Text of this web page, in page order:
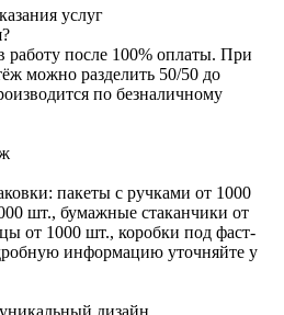
услуг
после 100% оплаты. При
можно разделить 50/50 до
по безналичному
пакеты с ручками от 1000
шт., бумажные стаканчики от
от 1000 шт., коробки под фаст-
информацию уточняйте у
дизайн